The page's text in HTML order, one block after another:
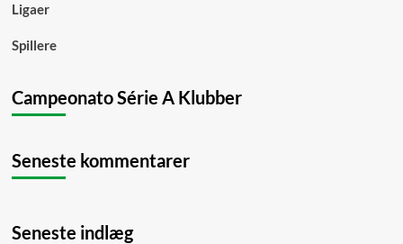
Ligaer
Spillere
Campeonato Série A Klubber
Seneste kommentarer
Seneste indlæg